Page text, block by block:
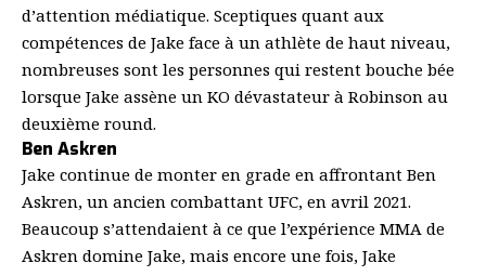
d’attention médiatique. Sceptiques quant aux
compétences de Jake face à un athlète de haut niveau,
nombreuses sont les personnes qui restent bouche bée
lorsque Jake assène un KO dévastateur à Robinson au
deuxième round.
Ben Askren
Jake continue de monter en grade en affrontant Ben
Askren, un ancien combattant UFC, en avril 2021.
Beaucoup s’attendaient à ce que l’expérience MMA de
Askren domine Jake, mais encore une fois, Jake